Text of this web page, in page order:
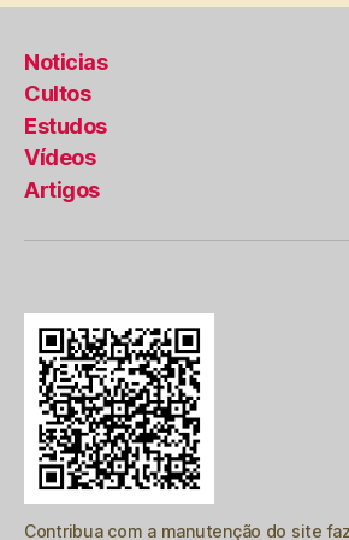
posts
Noticias
Cultos
Estudos
Vídeos
Artigos
Contribua com a manutenção do site